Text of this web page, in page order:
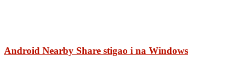
Android Nearby Share stigao i na Windows